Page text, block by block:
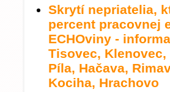
Skrytí nepriatelia,
percent pracovnej
ECHOviny -
Tisovec,
Píla, Hačava,
Kociha, Hrachovo